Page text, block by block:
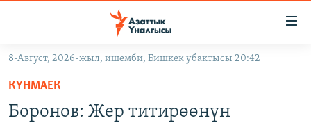
Навигацияга
өтүңүз
Издөөгө
салыңыз
8-Август, 2026-жыл, ишемби, Бишкек убактысы 20:42
КҮНМАЕК
Боронов: Жер титирөөнүн